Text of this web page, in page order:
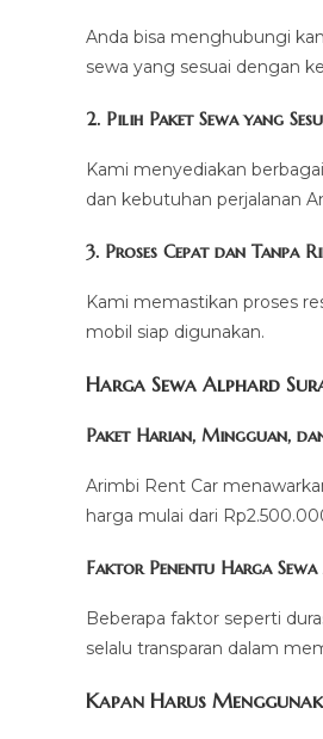
Anda bisa menghubungi
sewa yang sesuai dengan
2. Pilih Paket Sewa yang
Kami menyediakan
dan kebutuhan perjalanan
3. Proses Cepat dan Tanpa
Kami memastikan proses
mobil siap digunakan.
Harga Sewa Alphard
Paket Harian, Mingguan,
Arimbi Rent Car
harga mulai dari
Faktor Penentu Harga
Beberapa faktor seperti
selalu transparan dalam
Kapan Harus